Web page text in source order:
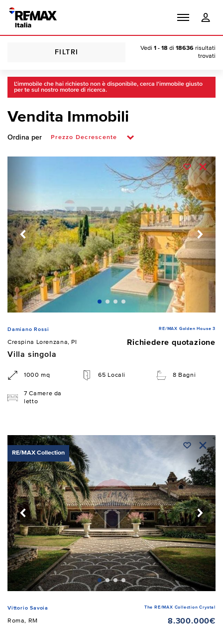
FILTRI
Vedi 1 - 18 di 18636 risultati
trovati
L'immobile che hai richiesto non è disponibile, cerca l'immobile giusto
per te sul nostro motore di ricerca.
Vendita Immobili
Ordina per
Damiano Rossi RE/MAX Golden House 3
Crespina Lorenzana, PI
Richiedere quotazione
Villa singola
1000 mq 65 Locali 8 Bagni
7 Camere da
letto
RE/MAX Collection
Vittorio Savoia The RE/MAX Collection Crystal
Roma, RM
8.300.000€